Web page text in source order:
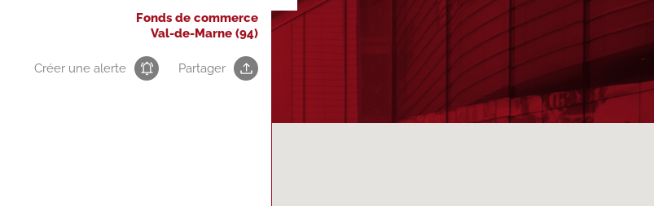
Fonds de commerce
Val-de-Marne (94)
Créer une alerte Partager